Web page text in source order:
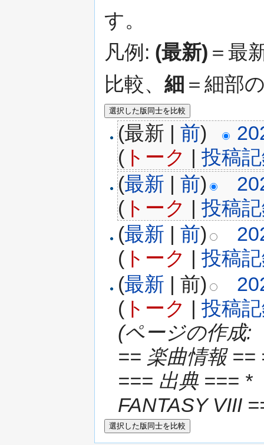
す。
凡例: (最新) ＝最
比較、 細 ＝細部
(最新 |前)
( トーク |投稿
(最新 |前)
( トーク |投稿
(最新 |前)
( トーク |投稿
(最新 | 前)
( トーク |投稿
(ページの作成:
== 楽曲情報
=== 出典 === *
FANTASY VIII